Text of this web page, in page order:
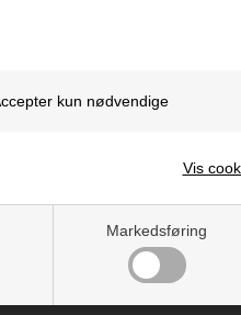
Markedsføring
Vis